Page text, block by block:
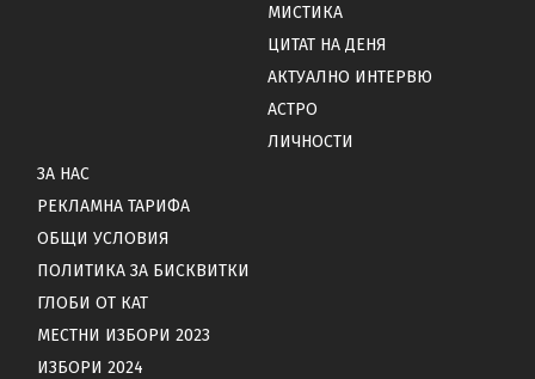
МИСТИКА
ЦИТАТ НА ДЕНЯ
АКТУАЛНО ИНТЕРВЮ
АСТРО
ЛИЧНОСТИ
ЗА НАС
РЕКЛАМНА ТАРИФА
ОБЩИ УСЛОВИЯ
ПОЛИТИКА ЗА БИСКВИТКИ
ГЛОБИ ОТ КАТ
МЕСТНИ ИЗБОРИ 2023
ИЗБОРИ 2024